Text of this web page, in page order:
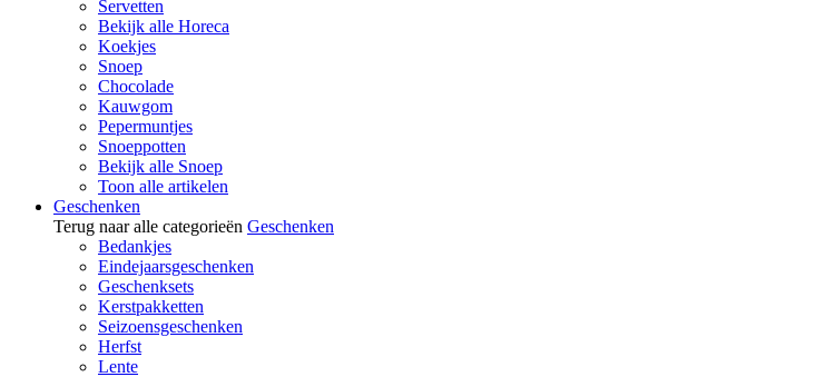
Servetten
Bekijk alle Horeca
Koekjes
Snoep
Chocolade
Kauwgom
Pepermuntjes
Snoeppotten
Bekijk alle Snoep
Toon alle artikelen
Geschenken
Terug naar alle categorieën Geschenken
Bedankjes
Eindejaarsgeschenken
Geschenksets
Kerstpakketten
Seizoensgeschenken
Herfst
Lente